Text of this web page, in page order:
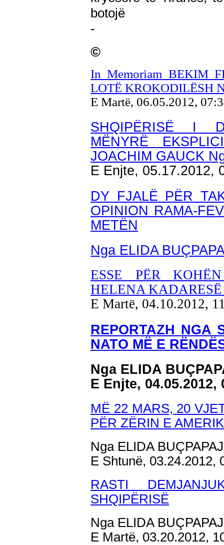
botojë
-
©
In Memoriam BEKIM
LOTË KROKODILËSH
E Martë, 06.05.2012,
SHQIPËRISË I
MËNYRË
JOACHIM GAUCK
E Enjte, 05.17.2012,
DY FJALË PËR
OPINION RAMA-
METËN
Nga ELIDA
ESSE PËR
HELENA
E Martë, 04.10.2012,
REPORTAZH NGA
NATO MË E
Nga ELIDA
E Enjte, 04.05.2012,
MË 22 MARS, 20
PËR ZËRIN E
Nga ELIDA BUÇPAPAJ
E Shtunë, 03.24.2012,
RASTI
SHQIPËRISË
Nga ELIDA BUÇPAPAJ
E Martë, 03.20.2012,